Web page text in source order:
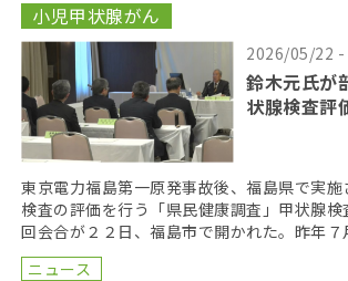
小児甲状腺がん
2026/05/22 -
鈴木元氏が
状腺検査評
東京電力福島第一原発事故後、福島県で実
検査の評価を行う「県民健康調査」甲状腺検
回会合が２２日、福島市で開かれた。昨年
終え、委員が改選されてから初の開催となり
ニュース